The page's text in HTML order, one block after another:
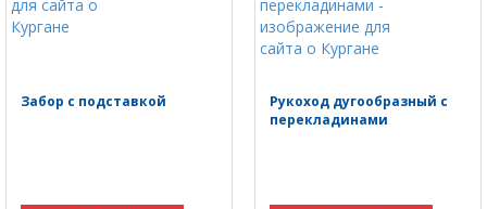
Забор с подставкой
Рукоход дугообразный с
перекладинами